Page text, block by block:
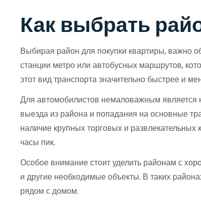
Как выбрать
Выбирая район для покупки квартиры, важно
станции метро или автобусных маршрутов,
этот вид транспорта значительно быстрее и
Для автомобилистов немаловажным является
выезда из района и попадания на основные
наличие крупных торговых и развлекательных
часы пик.
Особое внимание стоит уделить районам с
и другие необходимые объекты. В таких
рядом с домом.